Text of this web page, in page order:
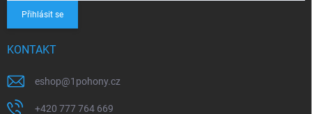
Přihlásit se
KONTAKT
eshop@1pohony.cz
+420 777 764 669